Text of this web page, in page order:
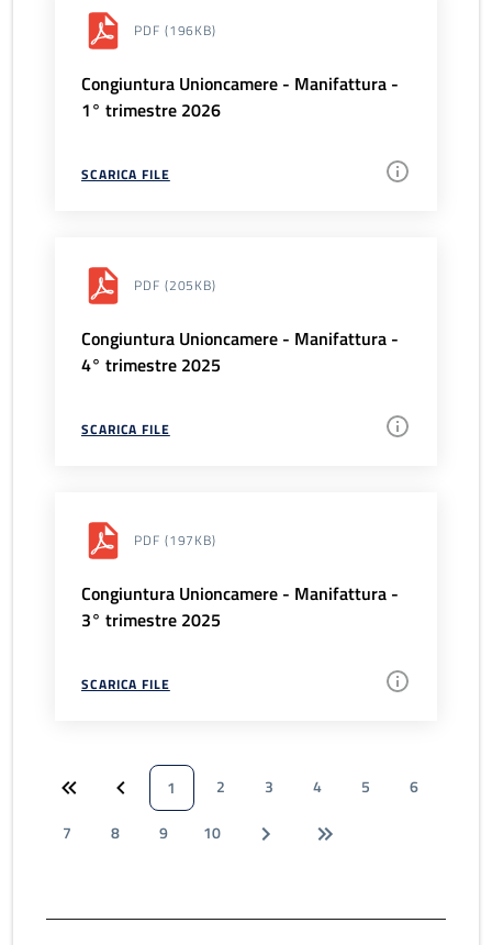
PDF (196KB)
Congiuntura Unioncamere - Manifattura -
1° trimestre 2026
SCARICA FILE
PDF (205KB)
Congiuntura Unioncamere - Manifattura -
4° trimestre 2025
SCARICA FILE
PDF (197KB)
Congiuntura Unioncamere - Manifattura -
3° trimestre 2025
SCARICA FILE
1 2 3 4 5
6
7
8 9 10